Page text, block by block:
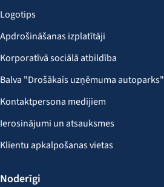
Logotips
Apdrošināšanas izplatītāji
Korporatīvā sociālā atbildība
Balva "Drošākais uzņēmuma autoparks"
Kontaktpersona medijiem
Ierosinājumi un atsauksmes
Klientu apkalpošanas vietas
Noderīgi